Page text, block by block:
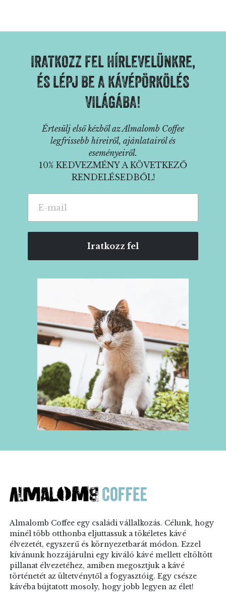
IRATKOZZ FEL HÍRLEVELÜNKRE,
ÉS LÉPJ BE A KÁVÉPÖRKÖLÉS
VILÁGÁBA!
Értesülj első kézből az Almalomb Coffee
legfrissebb híreiről, ajánlatairól és
eseményeiről.
10% KEDVEZMÉNY A KÖVETKEZŐ
RENDELÉSEDBŐL!
Almalomb Coffee egy családi vállalkozás. Célunk, hogy
minél több otthonba eljuttassuk a tökéletes kávé
élvezetét, egyszerű és környezetbarát módon. Ezzel
kívánunk hozzájárulni egy kiváló kávé mellett eltöltött
pillanat élvezetéhez, amiben megosztjuk a kávé
történetét az ültetvénytől a fogyasztóig. Egy csésze
kávéba bújtatott mosoly, hogy jobb legyen az élet!